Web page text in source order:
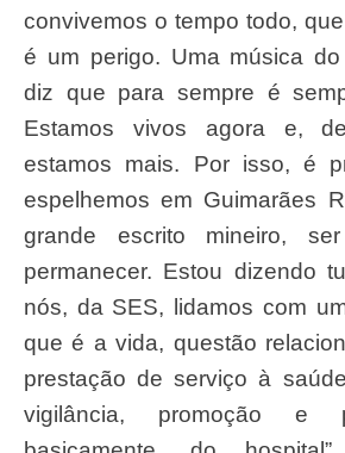
convivemos o tempo todo,
é um perigo. Uma música
diz que para sempre é
Estamos vivos agora e,
estamos mais. Por isso, é
espelhemos em Guimarães
grande escrito mineiro,
permanecer. Estou dizendo
nós, da SES, lidamos com
que é a vida, questão
prestação de serviço à
vigilância, promoção e